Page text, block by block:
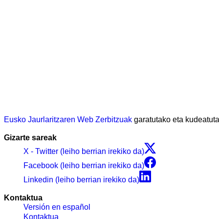
Eusko Jaurlaritzaren Web Zerbitzuak garatutako eta
Gizarte sareak
X - Twitter (leiho berrian irekiko da)
Facebook (leiho berrian irekiko da)
Linkedin (leiho berrian irekiko da)
Kontaktua
Versión en español
Kontaktua